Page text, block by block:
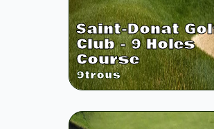
Saint-Donat
Club - 9 Holes
Course
9trous